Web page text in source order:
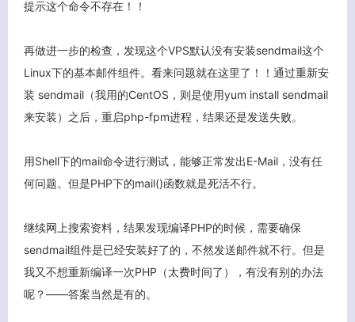
提示这个命令不存在！！
再做进一步的检查，发现这个VPS默认没有安装sendmail这个
Linux下的基本邮件组件。看来问题就在这里了！！通过重新安
装 sendmail（我用的CentOS，则是使用yum install sendmail
来安装）之后，重启php-fpm进程，结果还是发送失败。
用Shell下的mail命令进行测试，能够正常发出E-Mail，没有任
何问题。但是PHP下的mail()函数就是死活不行。
继续网上搜索资料，结果发现编译PHP的时候，需要确保
sendmail组件是已经安装好了的，不然发送邮件就不行。但是
我又不想重新编译一次PHP（太费时间了），有没有别的办法
呢？——答案当然是有的。